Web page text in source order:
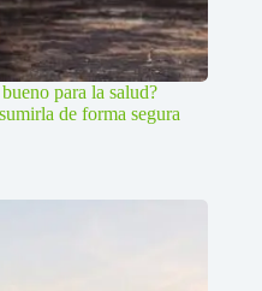
para la salud?
de forma segura